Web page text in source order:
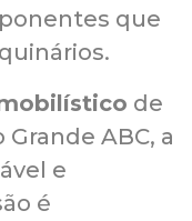
que
de
ABC, a
e
é